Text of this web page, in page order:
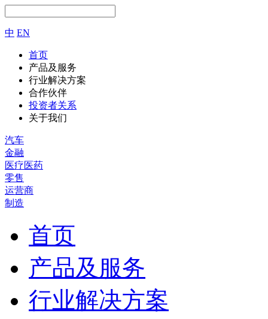
中 EN
首页
产品及服务
行业解决方案
合作伙伴
投资者关系
关于我们
汽车
金融
医疗医药
零售
运营商
制造
首页
产品及服务
行业解决方案